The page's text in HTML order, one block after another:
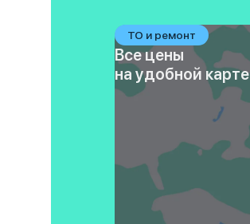
ТО и ремонт
Все цены
на удобной карте